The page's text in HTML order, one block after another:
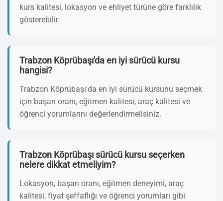
kurs kalitesi, lokasyon ve ehliyet türüne göre farklılık
gösterebilir.
Trabzon Köprübaşı'da en iyi sürücü kursu
hangisi?
Trabzon Köprübaşı'da en iyi sürücü kursunu seçmek
için başarı oranı, eğitmen kalitesi, araç kalitesi ve
öğrenci yorumlarını değerlendirmelisiniz.
Trabzon Köprübaşı sürücü kursu seçerken
nelere dikkat etmeliyim?
Lokasyon, başarı oranı, eğitmen deneyimi, araç
kalitesi, fiyat şeffaflığı ve öğrenci yorumları gibi